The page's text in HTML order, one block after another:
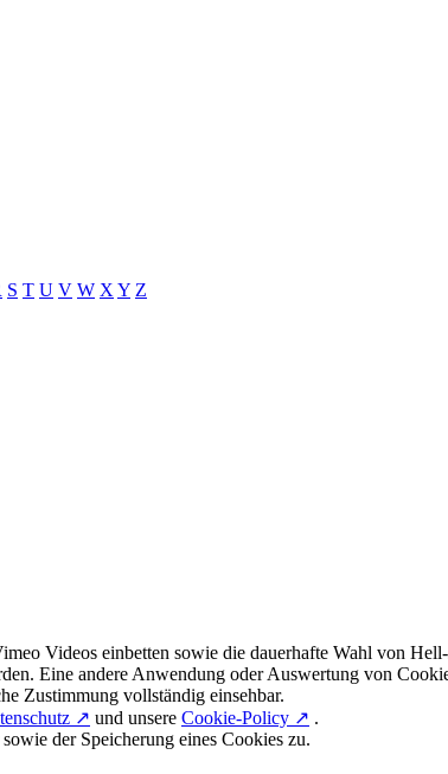
S T U V W X Y Z
Videos einbetten sowie die dauerhafte Wahl von
Eine andere Anwendung oder Auswertung von
Zustimmung vollständig einsehbar.
↗ und unsere Cookie-Policy ↗ .
der Speicherung eines Cookies zu.